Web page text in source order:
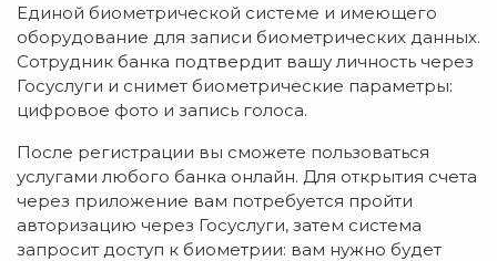
Единой биометрической системе и имеющего
оборудование для записи биометрических данных.
Сотрудник банка подтвердит вашу личность через
Госуслуги и снимет биометрические параметры:
цифровое фото и запись голоса.
После регистрации вы сможете пользоваться
услугами любого банка онлайн. Для открытия счета
через приложение вам потребуется пройти
авторизацию через Госуслуги, затем система
запросит доступ к биометрии: вам нужно будет